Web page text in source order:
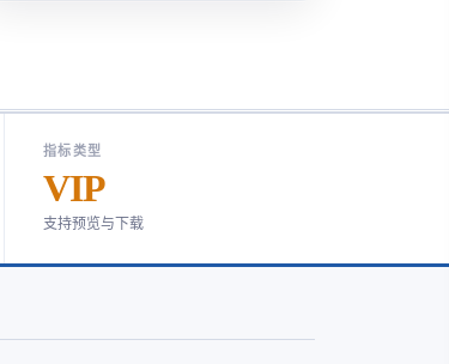
指标类型
VIP
支持预览与下载